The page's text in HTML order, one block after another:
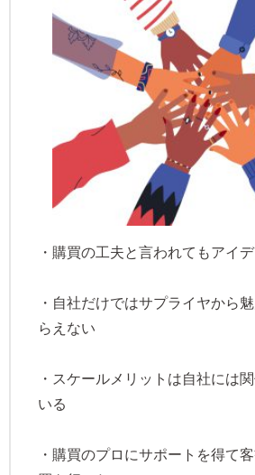
・購買の工夫と言われてもアイ
・自社だけではサプライヤから
らえない
・スケールメリットは自社には
いる
・購買のプロにサポートを得て